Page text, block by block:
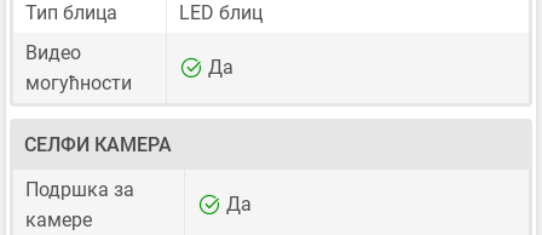
Тип блица
LED блиц
Видео
могућности
Да
СЕЛФИ КАМЕРА
Подршка за
камере
Да